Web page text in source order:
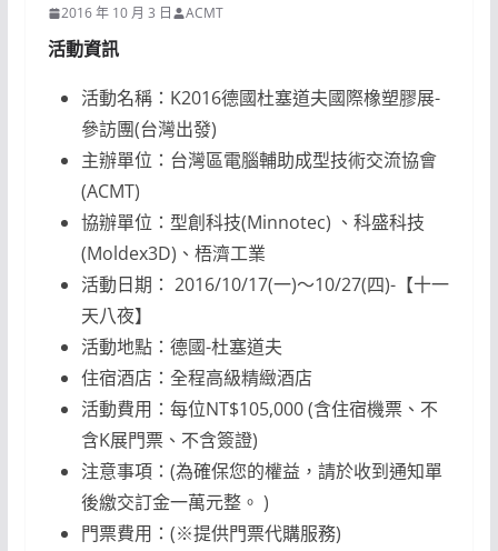
2016 年 10 月 3 日 ACMT
活動資訊
活動名稱：K2016德國杜塞道夫國際橡塑膠展-
參訪團(台灣出發)
主辦單位：台灣區電腦輔助成型技術交流協會
(ACMT)
協辦單位：型創科技(Minnotec) 、科盛科技
(Moldex3D)、梧濟工業
活動日期： 2016/10/17(一)～10/27(四)-【十一
天八夜】
活動地點：德國-杜塞道夫
住宿酒店：全程高級精緻酒店
活動費用：每位NT$105,000 (含住宿機票、不
含K展門票、不含簽證)
注意事項：(為確保您的權益，請於收到通知單
後繳交訂金一萬元整。 )
門票費用：(※提供門票代購服務)